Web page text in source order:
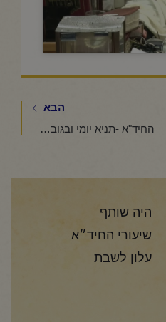
הבא
החיד"א -תניא יומי ובגובה העיניים-כ"ד אדר תשפ"ה
היה שותף
שיעורי החיד״א
עלון לשבת